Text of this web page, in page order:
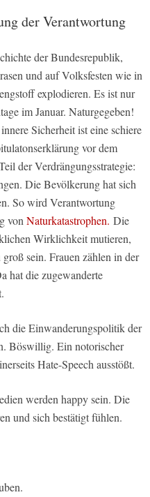
der Verantwortung
der Bundesrepublik,
und auf Volksfesten wie in
explodieren. Es ist nur
im Januar. Naturgegeben!
Sicherheit ist eine schiere
vor dem
der Verdrängungsstrategie:
Die Bevölkerung hat sich
So wird Verantwortung
von Naturkatastrophen. Die
Wirklichkeit mutieren,
sein. Frauen zählen in der
hat die zugewanderte
die Einwanderungspolitik der
Böswillig. Ein notorischer
Hate-Speech ausstößt.
werden happy sein. Die
und sich bestätigt fühlen.